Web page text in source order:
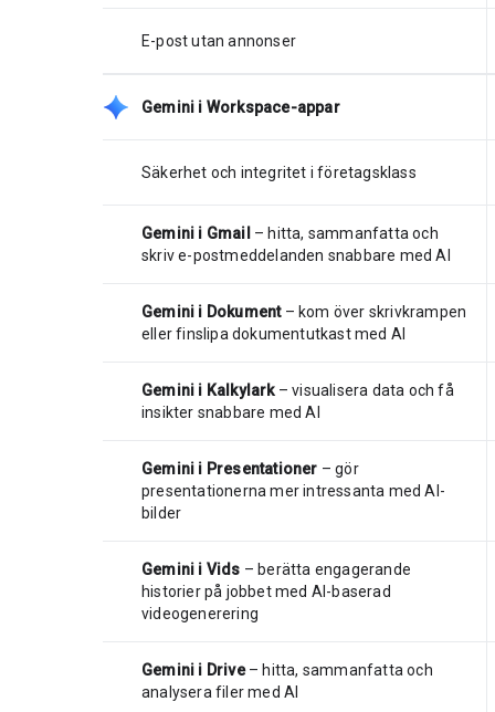
E-post utan annonser
Gemini i Workspace-appar
Säkerhet och integritet i företagsklass
Gemini i Gmail – hitta, sammanfatta och
skriv e-postmeddelanden snabbare med AI
Gemini i Dokument– kom över skrivkrampen
eller finslipa dokumentutkast med AI
Gemini i Kalkylark– visualisera data och få
insikter snabbare med AI
Gemini i Presentationer – gör
presentationerna mer intressanta med AI-
bilder
Gemini i Vids – berätta engagerande
historier på jobbet med AI-baserad
videogenerering
Gemini i Drive– hitta, sammanfatta och
analysera filer med AI